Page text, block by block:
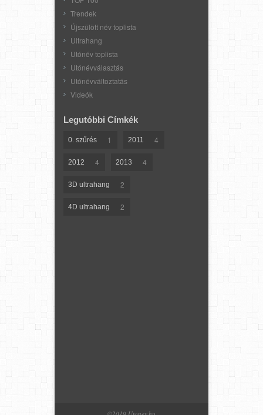
Trendek
Újszülött név toplista
Ultrahang
Utónév toplista
Utónévválasztás
Utónévváltoztatás
Videók
Legutóbbi Címkék
0. szűrés 1 2011 4
2012 4 2013 4
3D ultrahang 2
4D ultrahang 2